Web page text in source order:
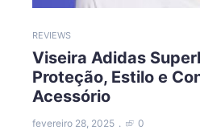
REVIEWS
Viseira Adidas
Proteção, Estilo e
Acessório
fevereiro 28, 2025 0